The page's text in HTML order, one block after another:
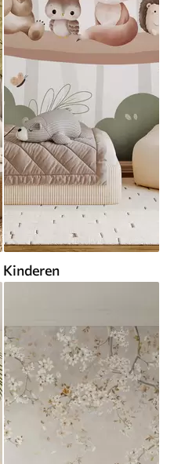
Kinderen